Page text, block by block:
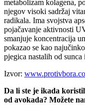
metabolizam kolagena,
njegov visoki sadržaj
radikala. Ima svojstva
pojačavanje aktivnosti
smanjuje koncentracija
pokazao se kao
pjegica nastalih od sunca
Izvor:
Da li ste je ikada
od avokada? Možete